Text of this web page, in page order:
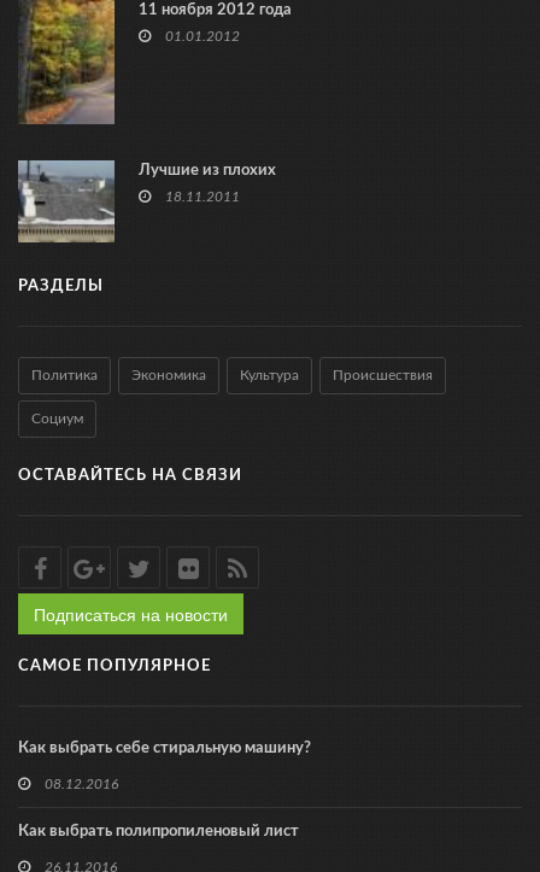
11 ноября 2012 года
01.01.2012
Лучшие из плохих
18.11.2011
РАЗДЕЛЫ
Политика Экономика Культура Происшествия
Социум
ОСТАВАЙТЕСЬ НА СВЯЗИ
Подписаться на новости
САМОЕ ПОПУЛЯРНОЕ
Как выбрать себе стиральную машину?
08.12.2016
Как выбрать полипропиленовый лист
26.11.2016